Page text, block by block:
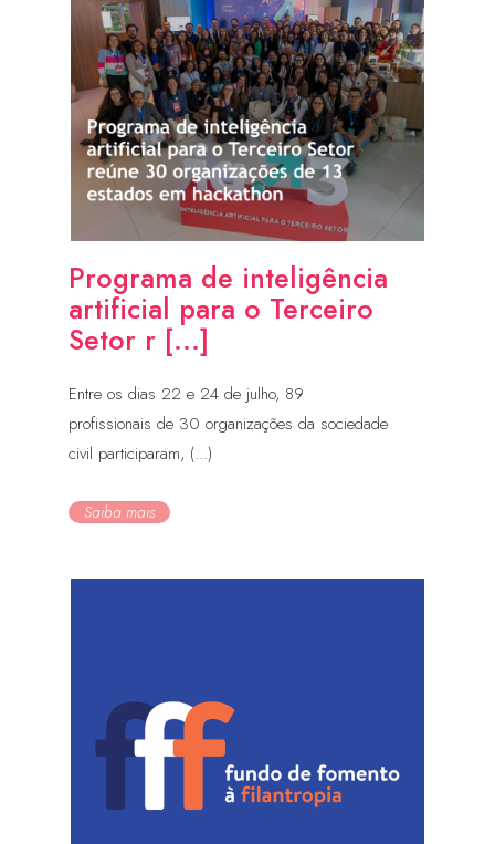
Programa de inteligência
artificial para o Terceiro
Setor r [...]
Entre os dias 22 e 24 de julho, 89
profissionais de 30 organizações da sociedade
civil participaram, (...)
Saiba mais